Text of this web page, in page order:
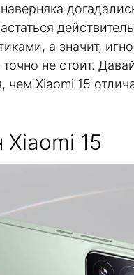
а значит,
не стоит.
чем Xiaomi 15
15